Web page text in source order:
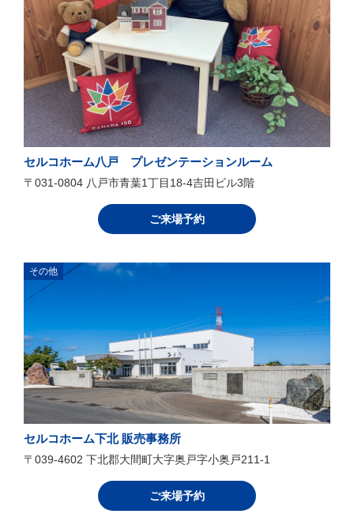
セルコホーム八戸 プレゼンテーションルーム
〒031-0804 八戸市青葉1丁目18-4吉田ビル3階
ご来場予約
その他
セルコホーム下北 販売事務所
〒039-4602 下北郡大間町大字奥戸字小奥戸211-1
ご来場予約